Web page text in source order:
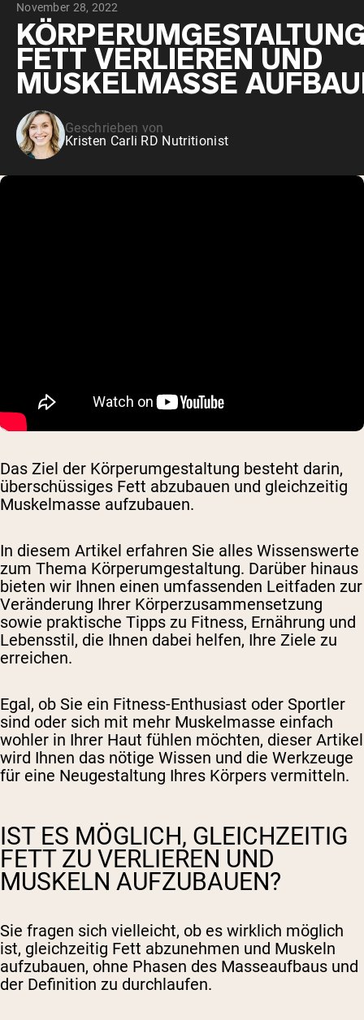
November 28, 2022
FETT VERLIEREN UND
MUSKELMASSE
Geschrieben von
Kristen Carli RD Nutritionist
Das Ziel der Körperumgestaltung besteht darin,
überschüssiges Fett abzubauen und gleichzeitig
Muskelmasse aufzubauen.
In diesem Artikel erfahren Sie alles Wissenswerte
zum Thema Körperumgestaltung. Darüber hinaus
bieten wir Ihnen einen umfassenden Leitfaden zur
Veränderung Ihrer Körperzusammensetzung
sowie praktische Tipps zu Fitness, Ernährung und
Lebensstil, die Ihnen dabei helfen, Ihre Ziele zu
erreichen.
Egal, ob Sie ein Fitness-Enthusiast oder Sportler
sind oder sich mit mehr Muskelmasse einfach
wohler in Ihrer Haut fühlen möchten, dieser Artikel
wird Ihnen das nötige Wissen und die Werkzeuge
für eine Neugestaltung Ihres Körpers vermitteln.
IST ES MÖGLICH, GLEICHZEITIG
FETT ZU VERLIEREN UND
MUSKELN AUFZUBAUEN?
Sie fragen sich vielleicht, ob es wirklich möglich
ist, gleichzeitig Fett abzunehmen und Muskeln
aufzubauen, ohne Phasen des Masseaufbaus und
der Definition zu durchlaufen.